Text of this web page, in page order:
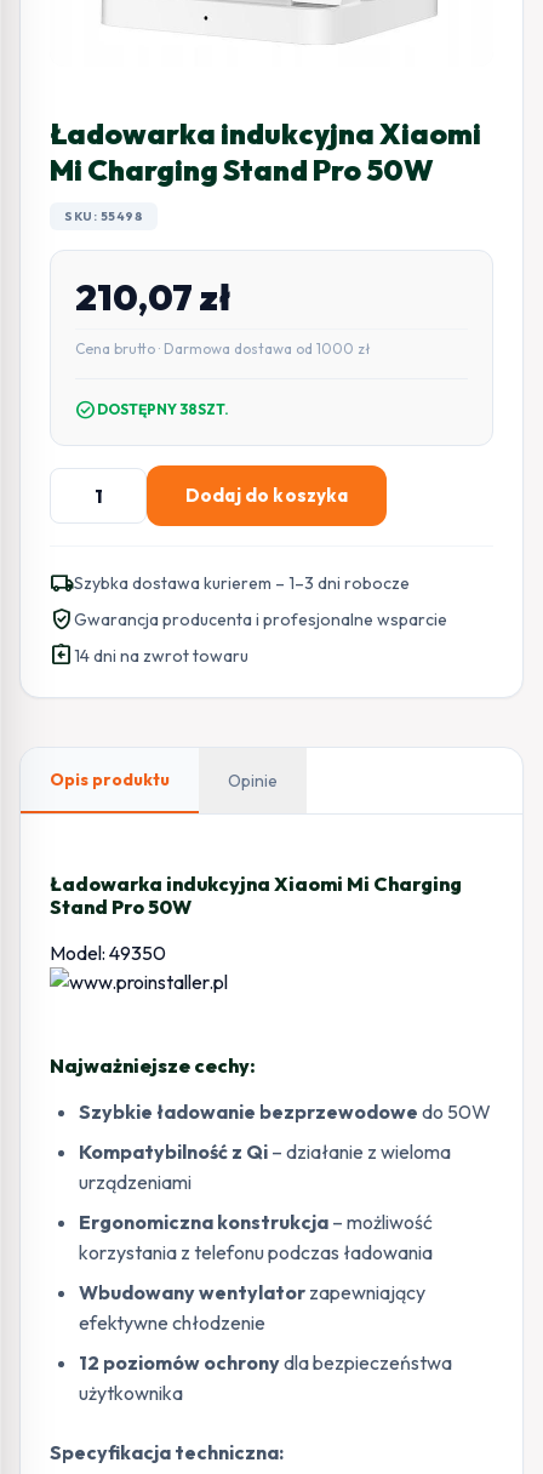
Ładowarka indukcyjna Xiaomi
Mi Charging Stand Pro 50W
SKU: 55498
210,07zł
Cena brutto · Darmowa dostawa od 1000 zł
check_circle DOSTĘPNY 38SZT.
ilość
Ładowarka
Xiaomi
Mi
Charging
Stand
Dodaj do koszyka
local_shippingSzybka dostawa kurierem – 1–3 dni robocze
verified_userGwarancja producenta i profesjonalne wsparcie
assignment_return14 dni na zwrot towaru
Opis produktu Opinie
Ładowarka indukcyjna Xiaomi Mi Charging
Stand Pro 50W
Model: 49350
Najważniejsze cechy:
Szybkie ładowanie bezprzewodowe do 50W
Kompatybilność z Qi – działanie z wieloma
urządzeniami
Ergonomiczna konstrukcja – możliwość
korzystania z telefonu podczas ładowania
Wbudowany wentylator zapewniający
efektywne chłodzenie
12 poziomów ochronydla bezpieczeństwa
użytkownika
Specyfikacja techniczna: